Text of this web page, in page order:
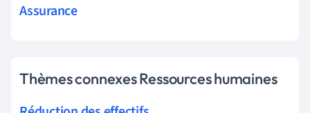
Assurance
Thèmes connexes Ressources humaines